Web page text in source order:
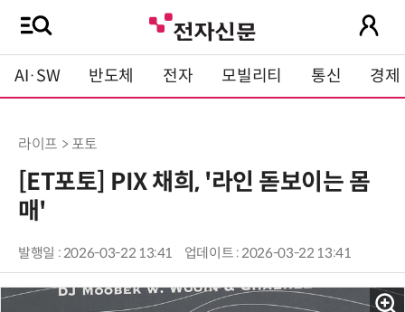
AI·SW 반도체 전자 모빌리티 통신 경제
라이프 > 포토
[ET포토] PIX 채희, '라인 돋보이는 몸
매'
발행일 : 2026-03-22 13:41 업데이트 : 2026-03-22 13:41